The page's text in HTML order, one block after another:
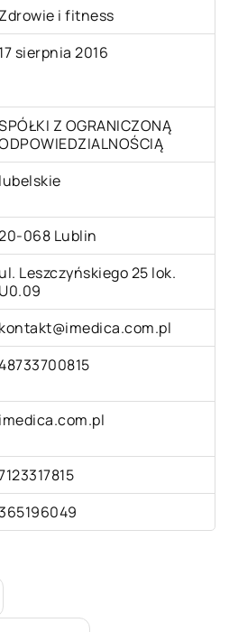
Zdrowie i fitness
17 sierpnia 2016
Z OGRANICZONĄ
lubelskie
068 Lublin
ul. Leszczyńskiego 25 lok.
U0.09
kontakt@imedica.com.pl
imedica.com.pl